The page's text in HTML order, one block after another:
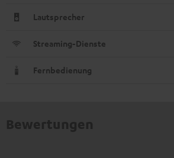
Lautsprecher
Streaming-Dienste
Fernbedienung